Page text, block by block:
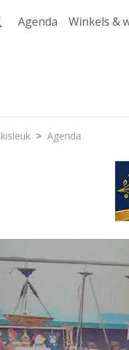
Agenda Winkels &
Agenda